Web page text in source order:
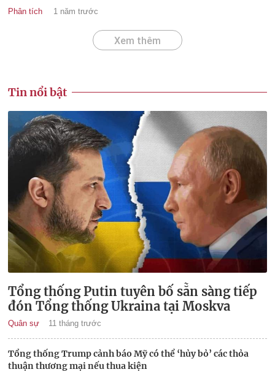
Phân tích 1 năm trước
Xem thêm
Tin nổi bật
Tổng thống Putin tuyên bố sẵn sàng tiếp
đón Tổng thống Ukraina tại Moskva
Quân sự 11 tháng trước
Tổng thống Trump cảnh báo Mỹ có thể ‘hủy bỏ’ các thỏa
thuận thương mại nếu thua kiện